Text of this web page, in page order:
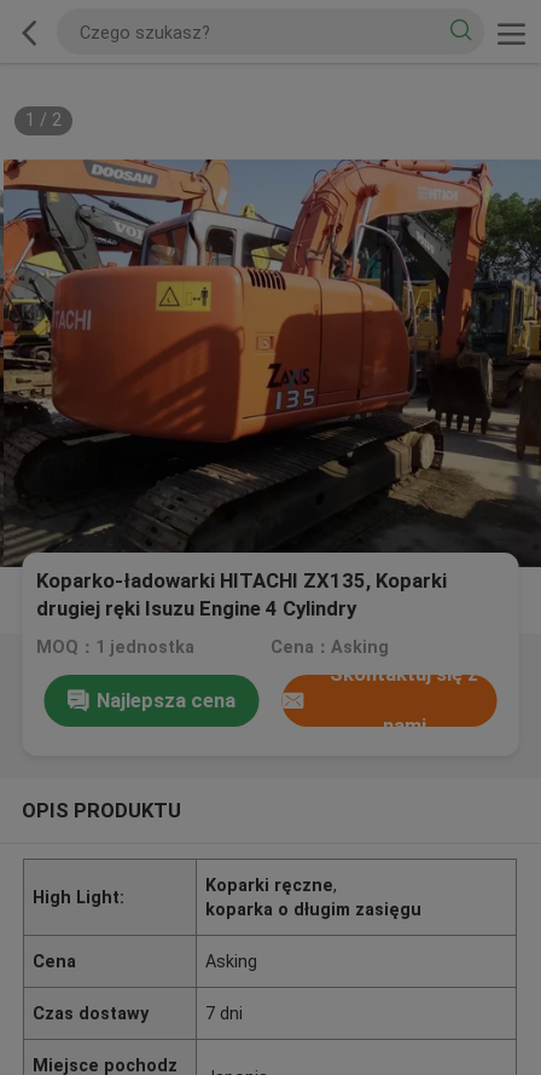
1 / 2
Koparko-ładowarki HITACHI ZX135, Koparki
drugiej ręki Isuzu Engine 4 Cylindry
MOQ：1 jednostka Cena：Asking
Najlepsza cena
Skontaktuj się z
nami
OPIS PRODUKTU
High Light:
Koparki ręczne,
koparka o długim zasięgu
Cena Asking
Czas dostawy 7 dni
Miejsce pochodz